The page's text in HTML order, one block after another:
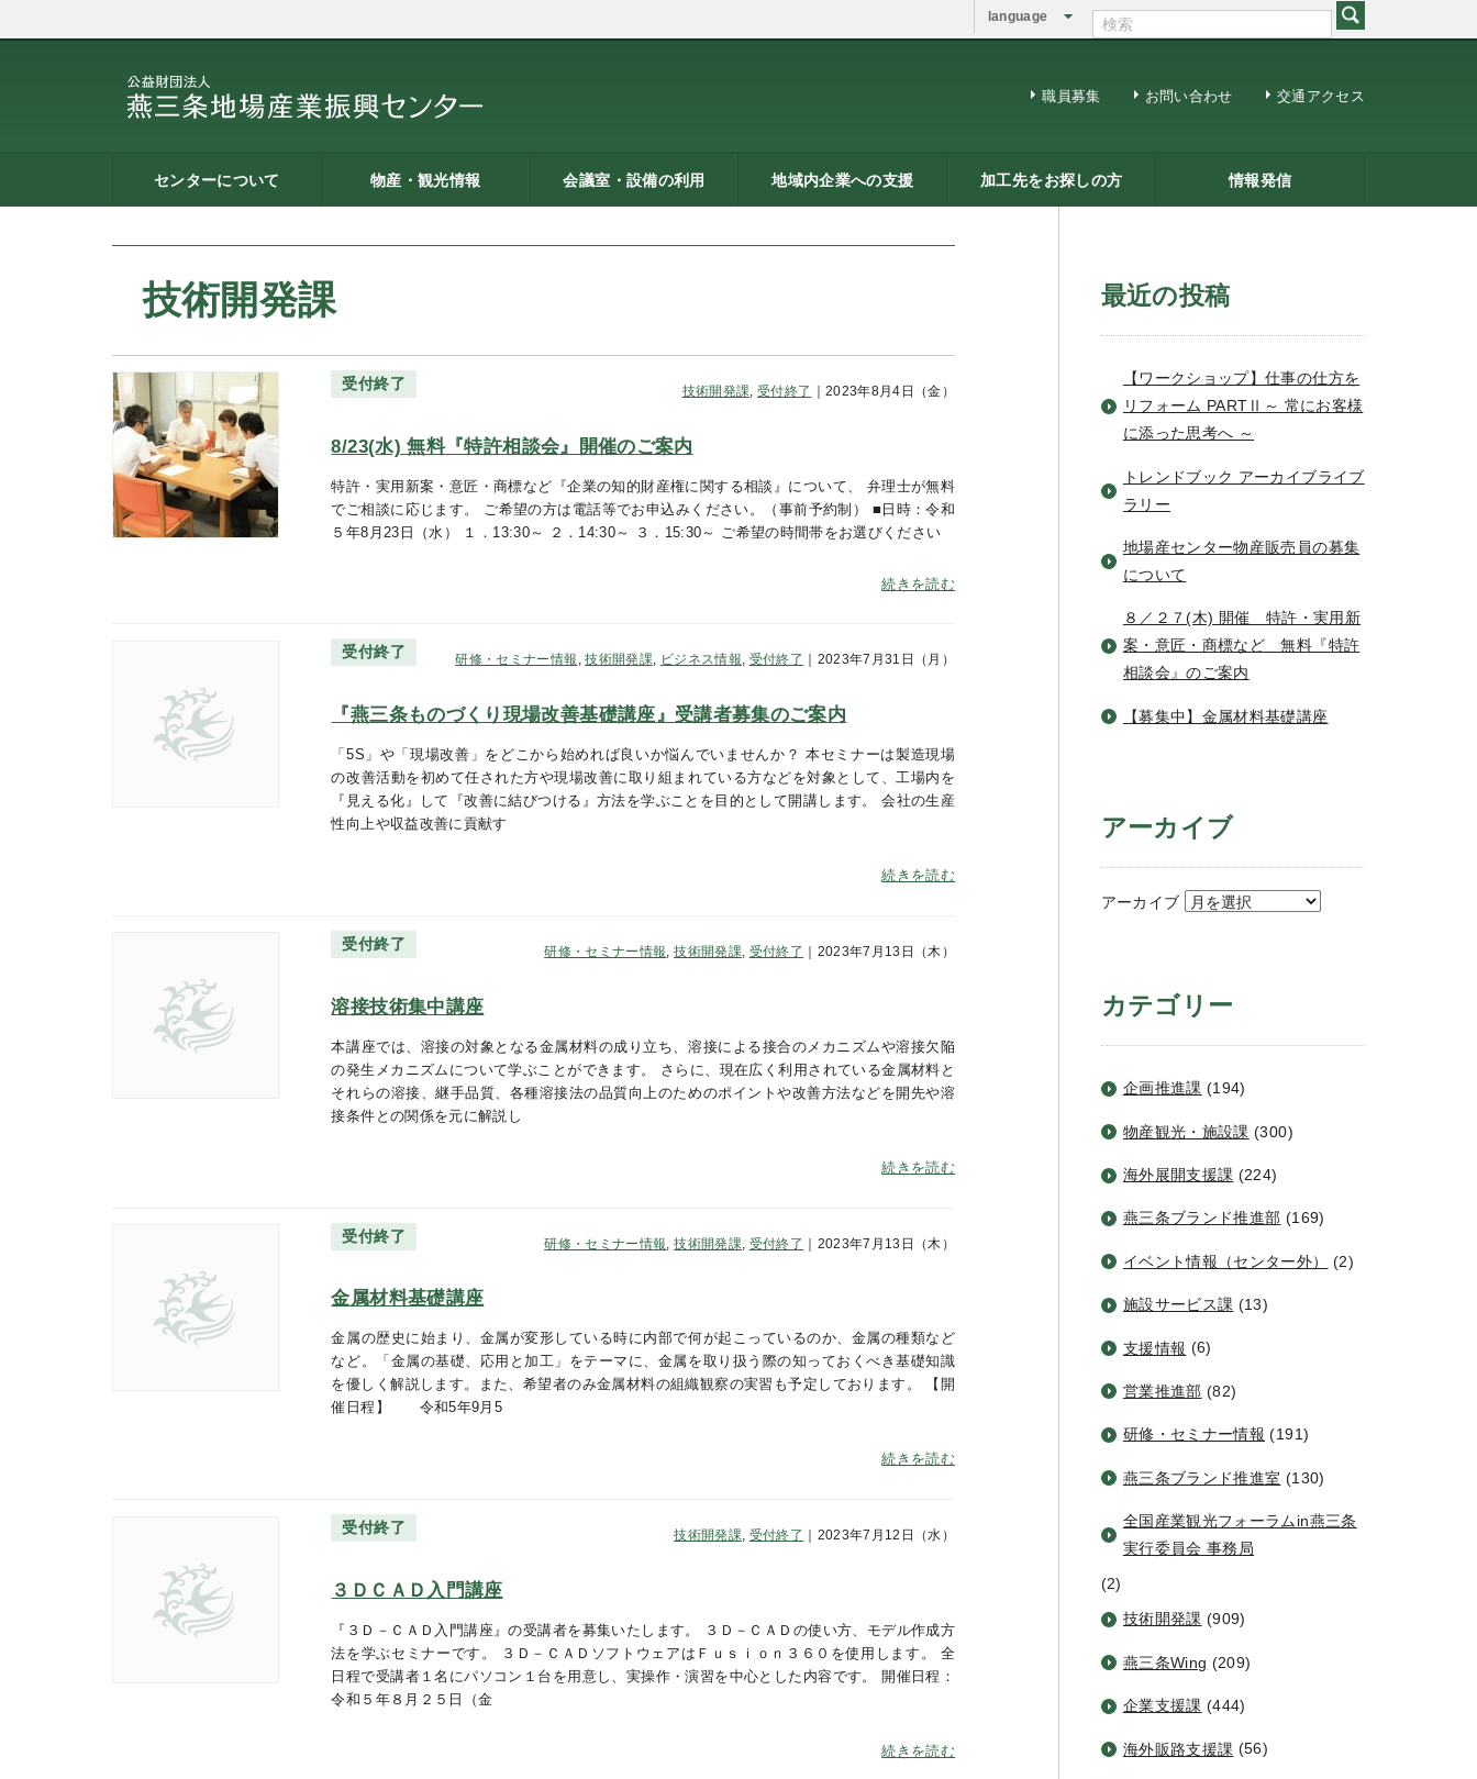
language
職員募集 お問い合わせ 交通アクセス
センターについて
ーとは
物産・観光情報
ター
ョップ）
会議室・設備の利用
いて
ついて
って
地域内企業への支援 加工先をお探しの方 情報発信
最近の投稿
【ワークショップ】仕事の仕方を
リフォーム PARTⅡ～ 常にお客様
に添った思考へ ～
トレンドブック アーカイブライブ
ラリー
地場産センター物産販売員の募集
について
８／２７(木) 開催 特許・実用新
案・意匠・商標など 無料『特許
相談会』のご案内
【募集中】金属材料基礎講座
アーカイブ
アーカイブ
カテゴリー
企画推進課 (194)
物産観光・施設課 (300)
海外展開支援課 (224)
燕三条ブランド推進部 (169)
イベント情報（センター外） (2)
施設サービス課 (13)
支援情報 (6)
営業推進部 (82)
研修・セミナー情報 (191)
燕三条ブランド推進室 (130)
全国産業観光フォーラムin燕三条
実行委員会 事務局
(2)
技術開発課 (909)
燕三条Wing (209)
企業支援課 (444)
海外販路支援課 (56)
技術開発課
技術開発課 ,受付終了 ｜2023年8月4日（金）
受付終了
8/23(水) 無料『特許相談会』開催のご案内
特許・実用新案・意匠・商標など『企業の知的財産権に関する相談』について、 弁理士が無料
でご相談に応じます。 ご希望の方は電話等でお申込みください。（事前予約制） ■日時：令和
５年8月23日（水） １．13:30～ ２．14:30～ ３．15:30～ ご希望の時間帯をお選びください
続きを読む
研修・セミナー情報 ,技術開発課, ビジネス情報, 受付終了 ｜2023年7月31日（月）
受付終了
『燕三条ものづくり現場改善基礎講座』受講者募集のご案内
「5S」や「現場改善」をどこから始めれば良いか悩んでいませんか？ 本セミナーは製造現場
の改善活動を初めて任された方や現場改善に取り組まれている方などを対象として、工場内を
『見える化』して『改善に結びつける』方法を学ぶことを目的として開講します。 会社の生産
性向上や収益改善に貢献す
続きを読む
研修・セミナー情報 ,技術開発課 受付終了 ｜2023年7月13日（木）
受付終了
溶接技術集中講座
本講座では、溶接の対象となる金属材料の成り立ち、溶接による接合のメカニズムや溶接欠陥
の発生メカニズムについて学ぶことができます。 さらに、現在広く利用されている金属材料と
それらの溶接、継手品質、各種溶接法の品質向上のためのポイントや改善方法などを開先や溶
接条件との関係を元に解説し
続きを読む
研修・セミナー情報 ,技術開発課 受付終了 ｜2023年7月13日（木）
受付終了
金属材料基礎講座
金属の歴史に始まり、金属が変形している時に内部で何が起こっているのか、金属の種類など
など。「金属の基礎、応用と加工」をテーマに、金属を取り扱う際の知っておくべき基礎知識
を優しく解説します。また、希望者のみ金属材料の組織観察の実習も予定しております。 【開
催日程】 令和5年9月5
続きを読む
技術開発課 受付終了 ｜2023年7月12日（水）
受付終了
３ＤＣＡＤ入門講座
『３Ｄ－ＣＡＤ入門講座』の受講者を募集いたします。 ３Ｄ－ＣＡＤの使い方、モデル作成方
法を学ぶセミナーです。 ３Ｄ－ＣＡＤソフトウェアはＦｕｓｉｏｎ３６０を使用します。 全
日程で受講者１名にパソコン１台を用意し、実操作・演習を中心とした内容です。 開催日程：
令和５年８月２５日（金
続きを読む